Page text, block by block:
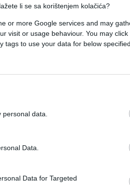
li se sa korištenjem kolačića?
or more Google services and may
visit or usage behaviour. You may
tags to use your data for below
data.
Data.
Data for Targeted
koji u njoj žive, rekao je
da svako poštuje
, rekao je Nikolić.
razgovorima sa Alijom
vodio tu politiku.
crtanim na salvetama.
koje je slao ambasador